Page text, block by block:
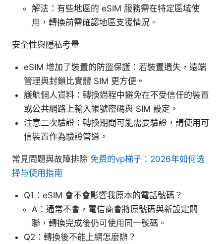
解法：有些地區的 eSIM 服務需在特定區域使
用，轉換前需確認地區支援情況。
安全性與隱私考量
eSIM 增加了裝置的防盜保護：若裝置遺失，遠端
管理與封鎖比實體 SIM 更方便。
護航個人資料：轉換過程中避免在不受信任的裝置
或公共網路上輸入帳號密碼與 SIM 設定。
注意二次驗證：轉換期間可能需要驗證，請使用可
信裝置作為驗證管道。
常見問題與故障排除 免费的vp梯子：2026年如何选
择与使用指南
Q1：eSIM 會不會影響我原本的電話號碼？
A：通常不會，電信商會將原號碼與新設定關
聯，轉換完成後仍可使用同一號碼。
Q2：轉換後不能上網怎麼辦？